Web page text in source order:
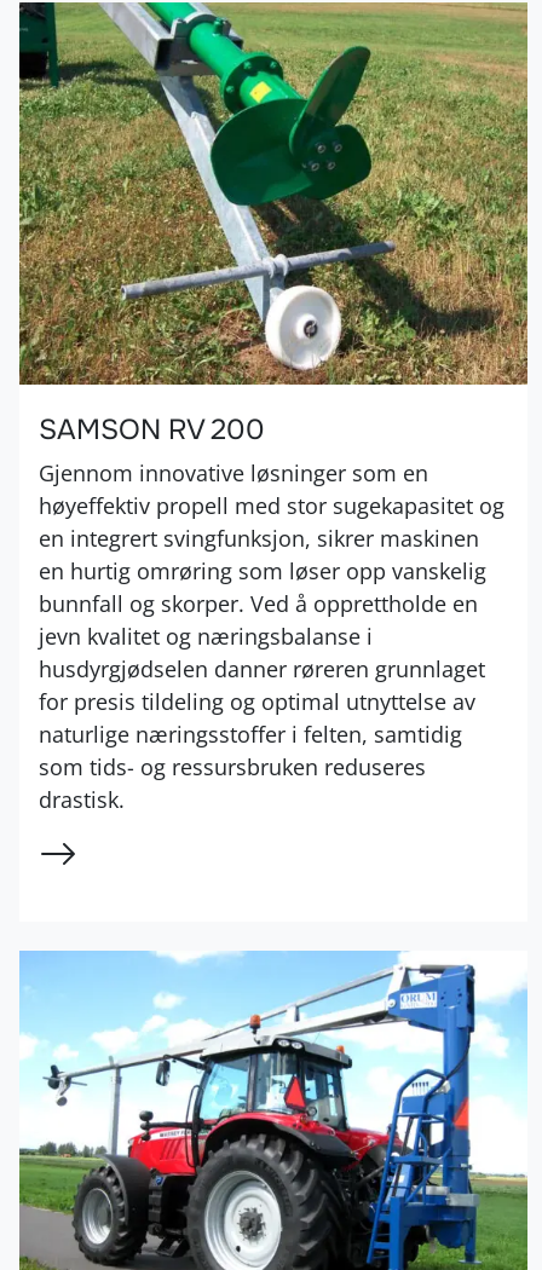
SAMSON RV 200
Gjennom innovative løsninger som en
høyeffektiv propell med stor sugekapasitet og
en integrert svingfunksjon, sikrer maskinen
en hurtig omrøring som løser opp vanskelig
bunnfall og skorper. Ved å opprettholde en
jevn kvalitet og næringsbalanse i
husdyrgjødselen danner røreren grunnlaget
for presis tildeling og optimal utnyttelse av
naturlige næringsstoffer i felten, samtidig
som tids- og ressursbruken reduseres
drastisk.